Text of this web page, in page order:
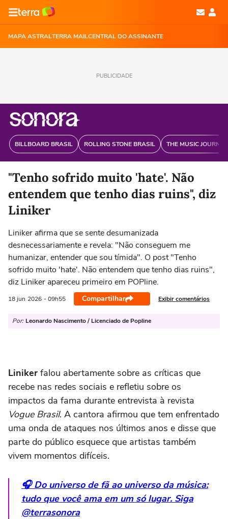
MAPA ASTRALTERRA MAILCENTRAL DO ASSINANTE
PUBLICIDADE
BILLBOARD BRASIL ROLLING STONE BRASIL THE MUSIC
"Tenho sofrido muito 'hate'. Não
entendem que tenho dias ruins", diz
Liniker
Liniker afirma que se sente desumanizada
desnecessariamente e revela: "Não conseguem me
humanizar, entender que sou tímida". O post "Tenho
sofrido muito 'hate'. Não entendem que tenho dias ruins",
diz Liniker apareceu primeiro em POPline.
18 jun 2026 - 09h55 Compartilhar Exibir comentários
Por: Leonardo Nascimento / Licenciado de Popline
Liniker falou abertamente sobre as críticas que
recebe nas redes sociais e refletiu sobre os
impactos da fama durante entrevista à revista
Vogue Brasil. A cantora afirmou que tem enfrentado
uma onda de ataques nos últimos anos e disse que
parte do público esquece que artistas também
vivem momentos difíceis.
🎧 Do universo de fã ao universo da música:
tudo que você ama em um só lugar. Siga
@terrasonora